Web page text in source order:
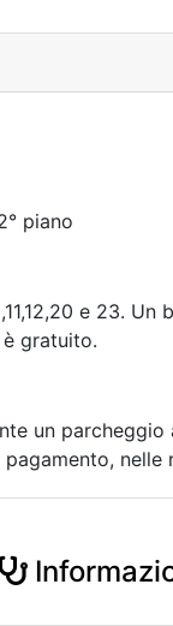
piano
e 23.
gratuito.
un
nelle